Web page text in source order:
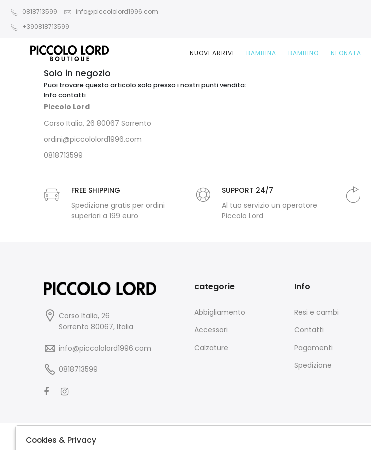
0818713599
info@piccololord1996.com
+390818713599
NUOVI ARRIVI BAMBINA BAMBINO NEONATA
Solo in negozio
Puoi trovare questo articolo solo presso i nostri punti vendita:
Info contatti
Piccolo Lord
Corso Italia, 26 80067 Sorrento
ordini@piccololord1996.com
0818713599
FREE SHIPPING
Spedizione gratis per ordini
superiori a 199 euro
SUPPORT 24/7
Al tuo servizio un operatore
Piccolo Lord
Corso Italia, 26
Sorrento 80067, Italia
info@piccololord1996.com
0818713599
categorie
Abbigliamento
Accessori
Calzature
Info
Resi e cambi
Contatti
Pagamenti
Spedizione
Cookies & Privacy